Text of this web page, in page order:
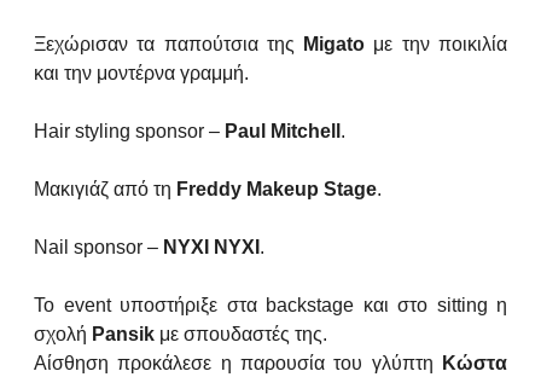
Ξεχώρισαν τα παπούτσια της Migato με την ποικιλία
και την μοντέρνα γραμμή.
Hair styling sponsor – Paul Mitchell .
Μακιγιάζ από τη Freddy Makeup Stage.
Nail sponsor – NYXI NYXI .
Το event υποστήριξε στα backstage και στο sitting η
σχολή Pansik με σπουδαστές της.
Αίσθηση προκάλεσε η παρουσία του γλύπτη Κώστα